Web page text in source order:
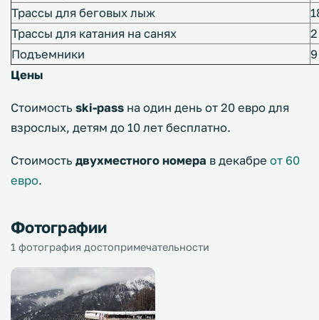
Трассы для беговых лыж
Трассы для катания на санях
Подъемники
Цены
Стоимость ski-pass на один день от 20 евро для
взрослых, детям до 10 лет бесплатно.
Стоимость двухместного номера в декабре от 60
евро.
Фотографии
1 фотография достопримечательности